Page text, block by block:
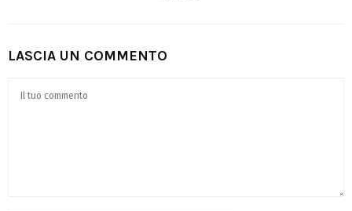
LASCIA UN COMMENTO